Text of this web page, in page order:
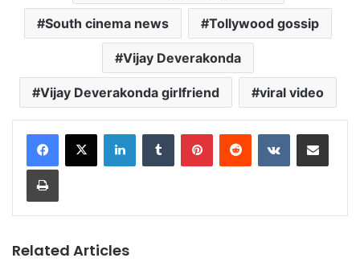
South cinema news Tollywood gossip
Vijay Deverakonda
Vijay Deverakonda girlfriend viral video
LinkedInTumblr PinterestReddit VKontakteShare via Email
Print
Related Articles